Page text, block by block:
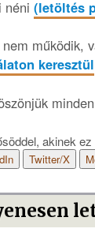
néni (letöltés
működik,
keresztül
akinek
Twitter/X